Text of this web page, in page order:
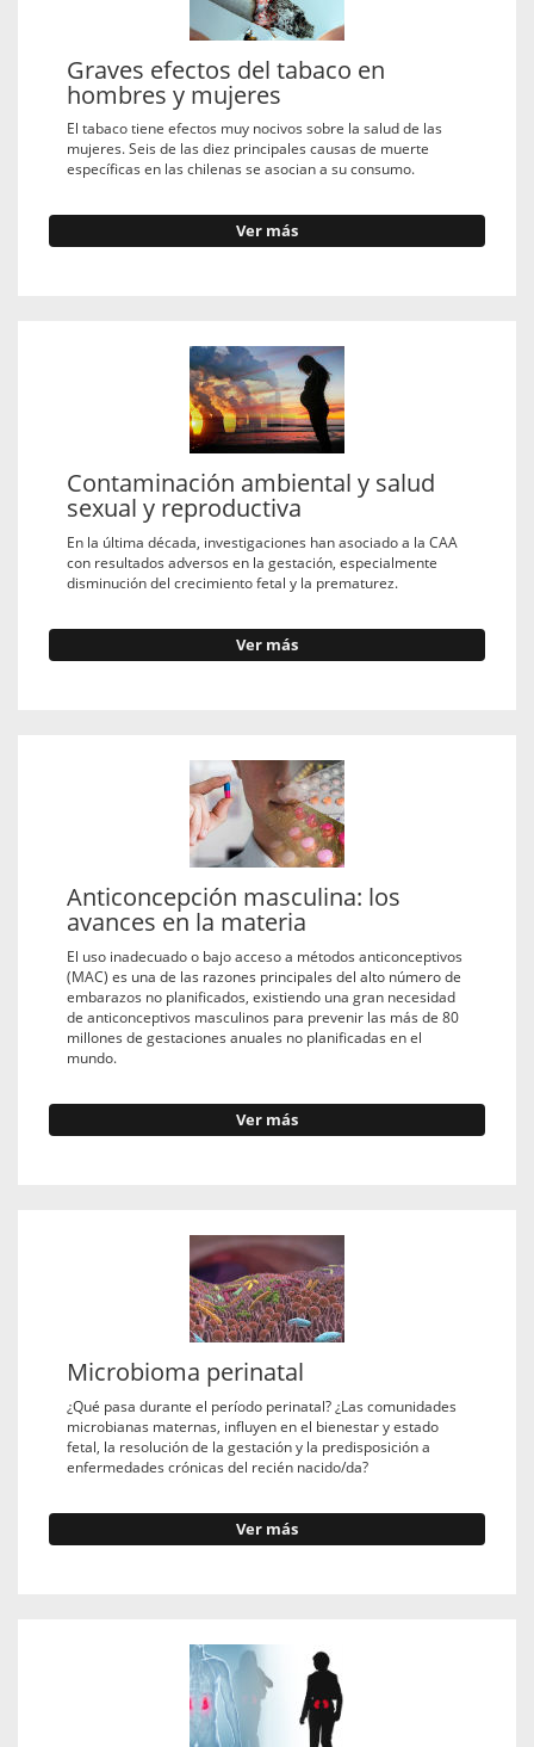
Graves efectos del tabaco en
hombres y mujeres
El tabaco tiene efectos muy nocivos sobre la salud de las
mujeres. Seis de las diez principales causas de muerte
específicas en las chilenas se asocian a su consumo.
Ver más
Contaminación ambiental y salud
sexual y reproductiva
En la última década, investigaciones han asociado a la CAA
con resultados adversos en la gestación, especialmente
disminución del crecimiento fetal y la prematurez.
Ver más
Anticoncepción masculina: los
avances en la materia
El uso inadecuado o bajo acceso a métodos anticonceptivos
(MAC) es una de las razones principales del alto número de
embarazos no planificados, existiendo una gran necesidad
de anticonceptivos masculinos para prevenir las más de 80
millones de gestaciones anuales no planificadas en el
mundo.
Ver más
Microbioma perinatal
¿Qué pasa durante el período perinatal? ¿Las comunidades
microbianas maternas, influyen en el bienestar y estado
fetal, la resolución de la gestación y la predisposición a
enfermedades crónicas del recién nacido/da?
Ver más